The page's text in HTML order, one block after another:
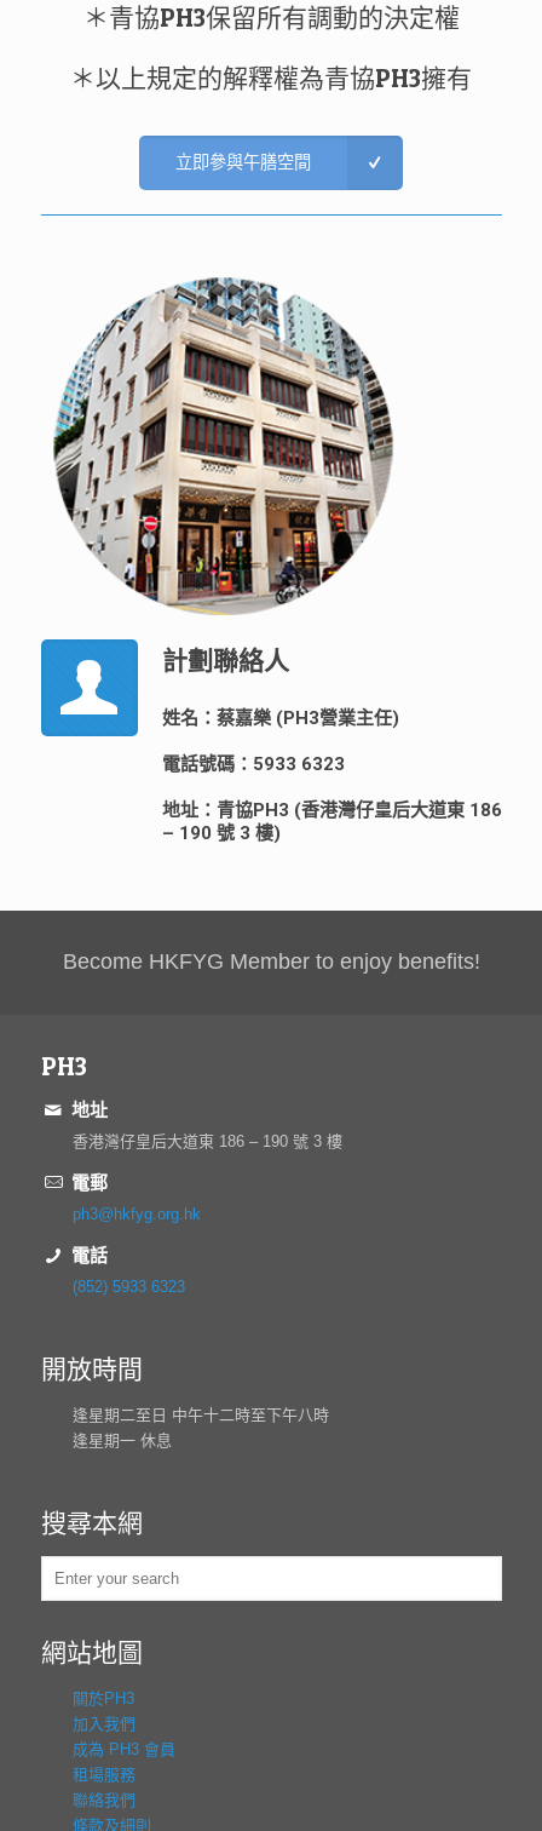
＊青協PH3保留所有調動的決定權
＊以上規定的解釋權為青協PH3擁有
立即參與午膳空間
計劃聯絡人
姓名：蔡嘉樂 (PH3營業主任)
電話號碼：5933 6323
地址：青協PH3 (香港灣仔皇后大道東 186
– 190 號 3 樓)
Become HKFYG Member to enjoy benefits!
PH3
地址
香港灣仔皇后大道東 186 – 190 號 3 樓
電郵
ph3@hkfyg.org.hk
電話
(852) 5933 6323
開放時間
逢星期二至日 中午十二時至下午八時
逢星期一 休息
搜尋本網
網站地圖
關於PH3
加入我們
成為 PH3 會員
租場服務
聯絡我們
條款及細則